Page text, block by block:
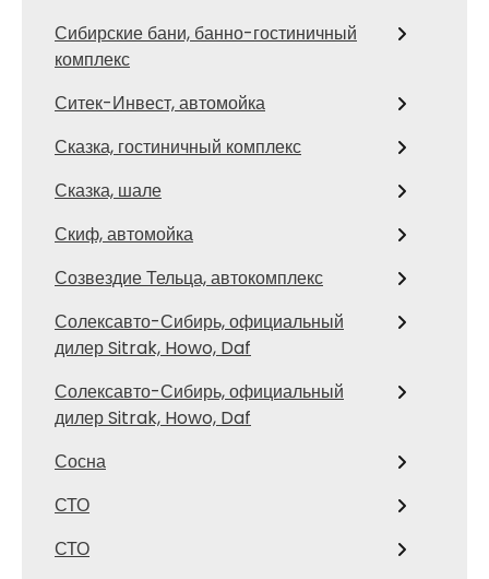
Сибирские бани, банно-гостиничный
комплекс
Ситек-Инвест, автомойка
Сказка, гостиничный комплекс
Сказка, шале
Скиф, автомойка
Созвездие Тельца, автокомплекс
Солексавто-Сибирь, официальный
дилер Sitrak, Howo, Daf
Солексавто-Сибирь, официальный
дилер Sitrak, Howo, Daf
Сосна
СТО
СТО